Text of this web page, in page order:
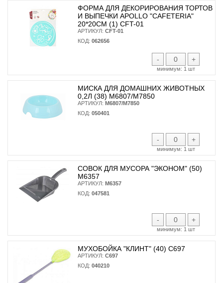
ФОРМА ДЛЯ ДЕКОРИРОВАНИЯ ТОРТОВ
И ВЫПЕЧКИ APOLLO "CAFETERIA"
20*20СМ (1) CFT-01
АРТИКУЛ: CFT-01
КОД: 062656
- +
минимум: 1 шт
МИСКА ДЛЯ ДОМАШНИХ ЖИВОТНЫХ
0,2Л (38) М6807/М7850
АРТИКУЛ: М6807/М7850
КОД: 050401
- +
минимум: 1 шт
СОВОК ДЛЯ МУСОРА "ЭКОНОМ" (50)
М6357
АРТИКУЛ: М6357
КОД: 047581
- +
минимум: 1 шт
МУХОБОЙКА "КЛИНТ" (40) С697
АРТИКУЛ: С697
КОД: 040210